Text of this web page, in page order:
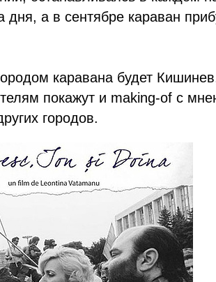
дня, а в сентябре караван
каравана будет
покажут и making-of с
городов.